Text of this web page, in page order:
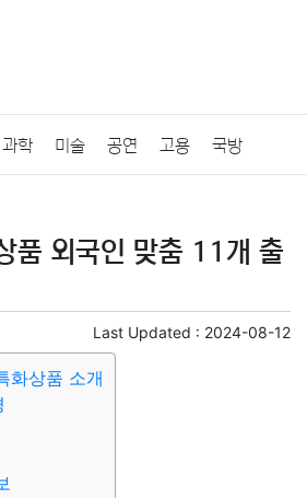
과학 미술 공연 고용 국방
일상 주식 암호화폐 블록체인
미용 증권 인테리어
금융 게임
품 외국인 맞춤 11개 출
Last Updated : 2024-08-12
화상품 소개